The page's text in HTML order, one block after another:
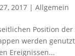
2017 |Allgemein
Position
werden
Ereignissen...